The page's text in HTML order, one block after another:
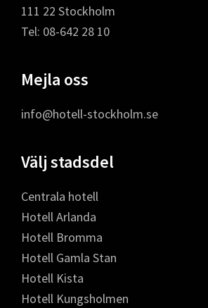
111 22 Stockholm
Tel: 08-642 28 10
Mejla oss
info@hotell-stockholm.se
Välj stadsdel
Centrala hotell
Hotell Arlanda
Hotell Bromma
Hotell Gamla Stan
Hotell Kista
Hotell Kungsholmen